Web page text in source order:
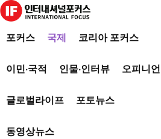
포커스 국제 코리아 포커스
이민·국적 인물·인터뷰 오피니언
글로벌라이프 포토뉴스
동영상뉴스